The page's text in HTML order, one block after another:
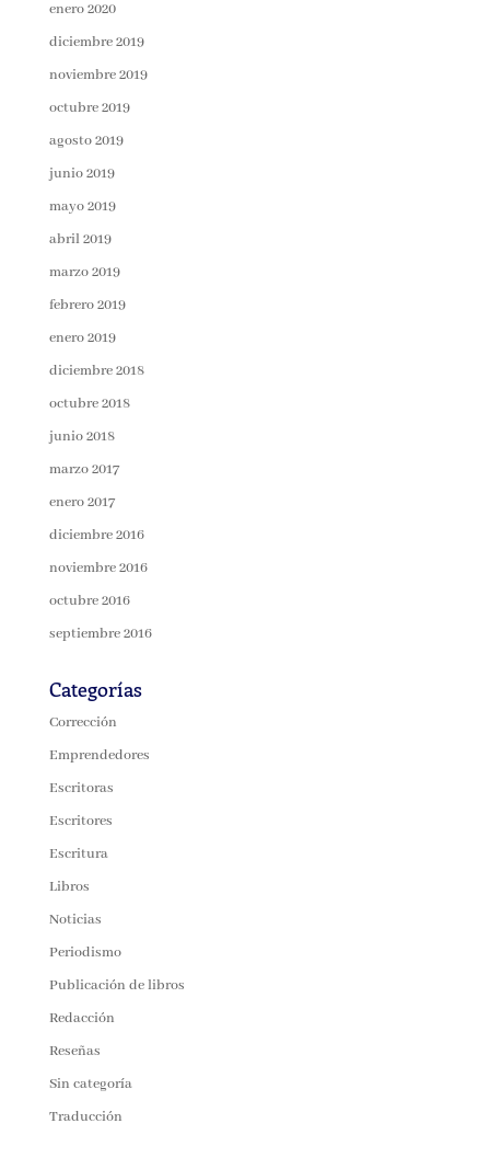
enero 2020
diciembre 2019
noviembre 2019
octubre 2019
agosto 2019
junio 2019
mayo 2019
abril 2019
marzo 2019
febrero 2019
enero 2019
diciembre 2018
octubre 2018
junio 2018
marzo 2017
enero 2017
diciembre 2016
noviembre 2016
octubre 2016
septiembre 2016
Categorías
Corrección
Emprendedores
Escritoras
Escritores
Escritura
Libros
Noticias
Periodismo
Publicación de libros
Redacción
Reseñas
Sin categoría
Traducción